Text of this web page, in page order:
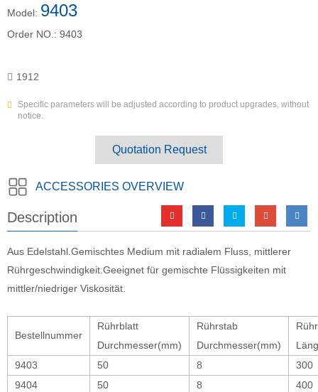
Model: 9403
Order NO.: 9403
1912
Specific parameters will be adjusted according to product upgrades, without
notice.
Quotation Request
ACCESSORIES OVERVIEW
Description
Aus Edelstahl.Gemischtes Medium mit radialem Fluss, mittlerer
Rührgeschwindigkeit.Geeignet für gemischte Flüssigkeiten mit
mittler/niedriger Viskosität.
Bestellnummer
Rührblatt
Durchmesser(mm)
Rührstab
Durchmesser(mm)
9403
50 8
300
9404
50 8
400